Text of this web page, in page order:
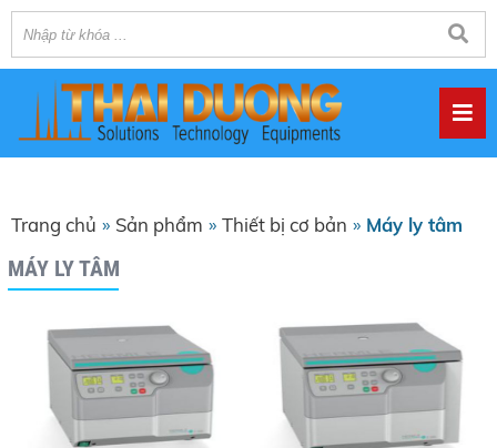
Trang chủ » Sản phẩm » Thiết bị cơ bản » Máy ly tâm
MÁY LY TÂM